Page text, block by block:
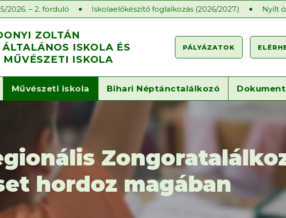
Iskolaelőkészítő foglalkozás (2026/2027.) Nyílt órák a
ZOLTÁN
ISKOLA ÉS
ISKOLA
PÁLYÁZATOK
Művészeti iskola Bihari Néptánctalálkozó
hordoz magában